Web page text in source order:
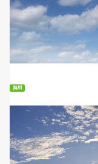
無料ダウンロード
無料